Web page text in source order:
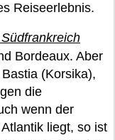
Reiseerlebnis.
Bordeaux. Aber
(Korsika),
die
wenn der
liegt, so ist